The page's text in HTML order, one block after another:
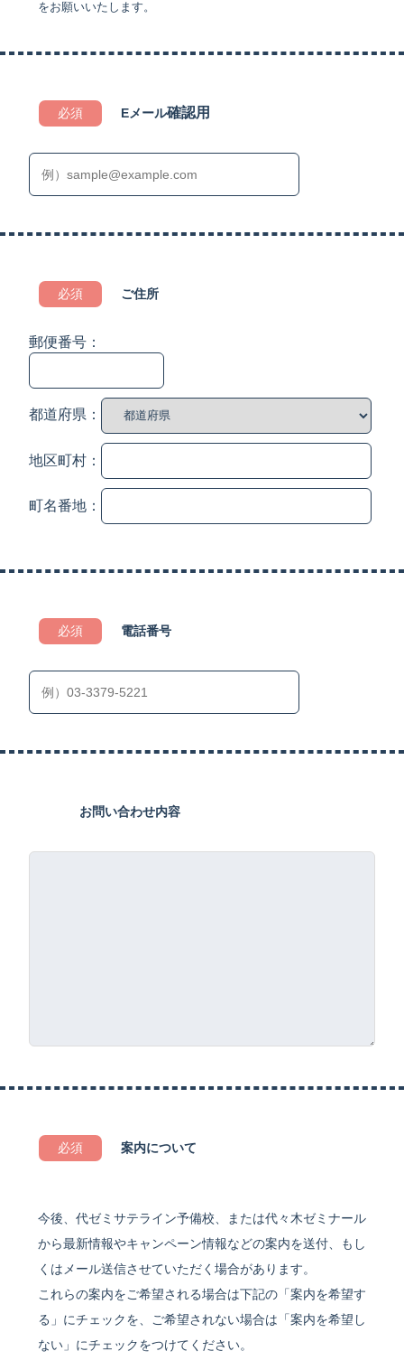
をお願いいたします。
必須 Eメール確認用
必須 ご住所
郵便番号：
都道府県：
地区町村：
町名番地：
必須 電話番号
お問い合わせ内容
必須 案内について
今後、代ゼミサテライン予備校、または代々⽊ゼミナール
から最新情報やキャンペーン情報などの案内を送付、もし
くはメール送信させていただく場合があります。
これらの案内をご希望される場合は下記の「案内を希望す
る」にチェックを、ご希望されない場合は「案内を希望し
ない」にチェックをつけてください。